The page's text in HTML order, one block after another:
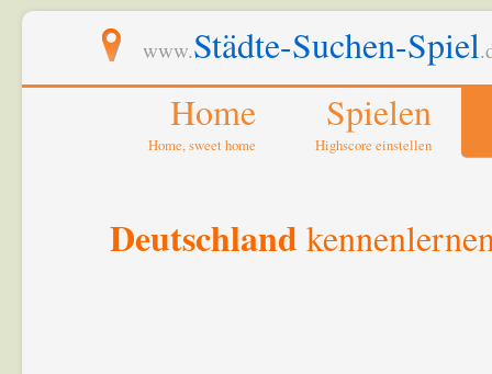
www.Städte-Suchen-Spiel
Home
Home, sweet home
Spielen
Highscore einstellen
Deutschland